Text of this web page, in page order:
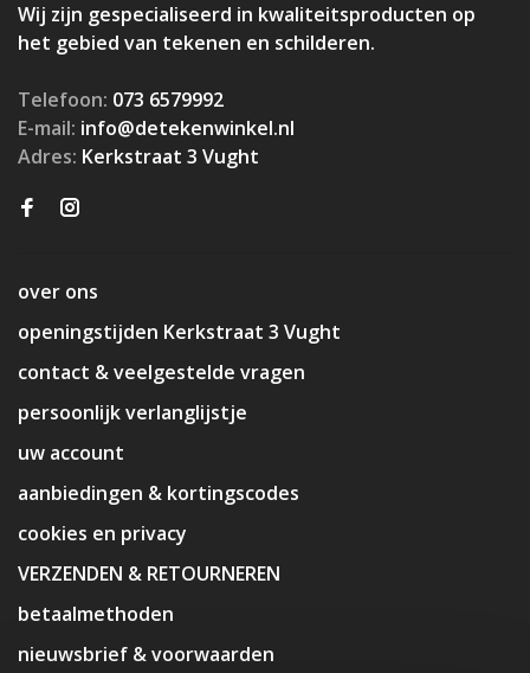
Wij zijn gespecialiseerd in kwaliteitsproducten op
het gebied van tekenen en schilderen.
Telefoon: 073 6579992
E-mail: info@detekenwinkel.nl
Adres: Kerkstraat 3 Vught
over ons
openingstijden Kerkstraat 3 Vught
contact & veelgestelde vragen
persoonlijk verlanglijstje
uw account
aanbiedingen & kortingscodes
cookies en privacy
VERZENDEN & RETOURNEREN
betaalmethoden
nieuwsbrief & voorwaarden